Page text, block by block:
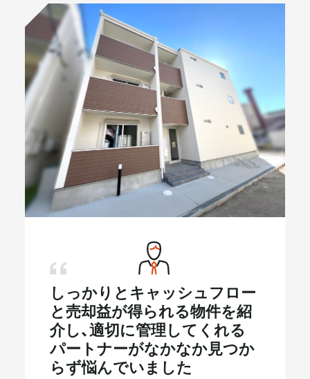
会社情報
代表メッセージ
プライベート相談お申し込み
メールマガジン
しっかりとキャッシュフロー
と売却益が得られる物件を紹
介し、適切に管理してくれる
パートナーがなかなか見つか
らず悩んでいました